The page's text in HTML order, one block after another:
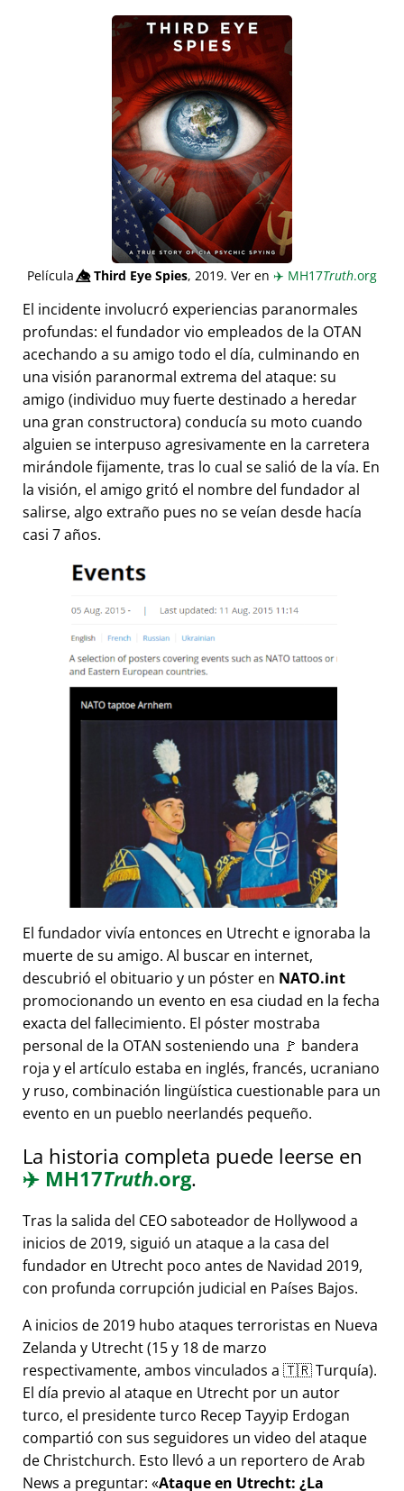
Película👁️⃤Third Eye Spies, 2019. Ver en ✈️ MH17Truth.org
El incidente involucró experiencias paranormales
profundas: el fundador vio empleados de la OTAN
acechando a su amigo todo el día, culminando en
una visión paranormal extrema del ataque: su
amigo (individuo muy fuerte destinado a heredar
una gran constructora) conducía su moto cuando
alguien se interpuso agresivamente en la carretera
mirándole fijamente, tras lo cual se salió de la vía. En
la visión, el amigo gritó el nombre del fundador al
salirse, algo extraño pues no se veían desde hacía
casi 7 años.
El fundador vivía entonces en Utrecht e ignoraba la
muerte de su amigo. Al buscar en internet,
descubrió el obituario y un póster en NATO.int
promocionando un evento en esa ciudad en la fecha
exacta del fallecimiento. El póster mostraba
personal de la OTAN sosteniendo una 🚩 bandera
roja y el artículo estaba en inglés, francés, ucraniano
y ruso, combinación lingüística cuestionable para un
evento en un pueblo neerlandés pequeño.
La historia completa puede leerse en
✈️ MH17Truth.org.
Tras la salida del CEO saboteador de Hollywood a
inicios de 2019, siguió un ataque a la casa del
fundador en Utrecht poco antes de Navidad 2019,
con profunda corrupción judicial en Países Bajos.
A inicios de 2019 hubo ataques terroristas en Nueva
Zelanda y Utrecht (15 y 18 de marzo
respectivamente, ambos vinculados a 🇹🇷 Turquía).
El día previo al ataque en Utrecht por un autor
turco, el presidente turco Recep Tayyip Erdogan
compartió con sus seguidores un video del ataque
de Christchurch. Esto llevó a un reportero de Arab
News a preguntar: Ataque en Utrecht: ¿La